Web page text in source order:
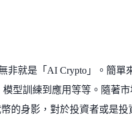
非就是「AI Crypto」。簡單
模型訓練到應用等等。隨著
的身影，對於投資者或是